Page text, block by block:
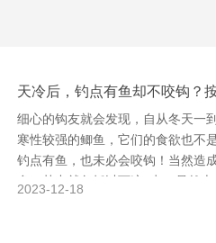
天冷后，钓点有鱼却不咬钩？
细心的钩友就会发现，自从冬天一
寒性较强的鲫鱼，它们的食欲也不
钓点有鱼，也未必会咬钩！当然造
多，其中就包括以下这3点，虽然本
2023-12-18